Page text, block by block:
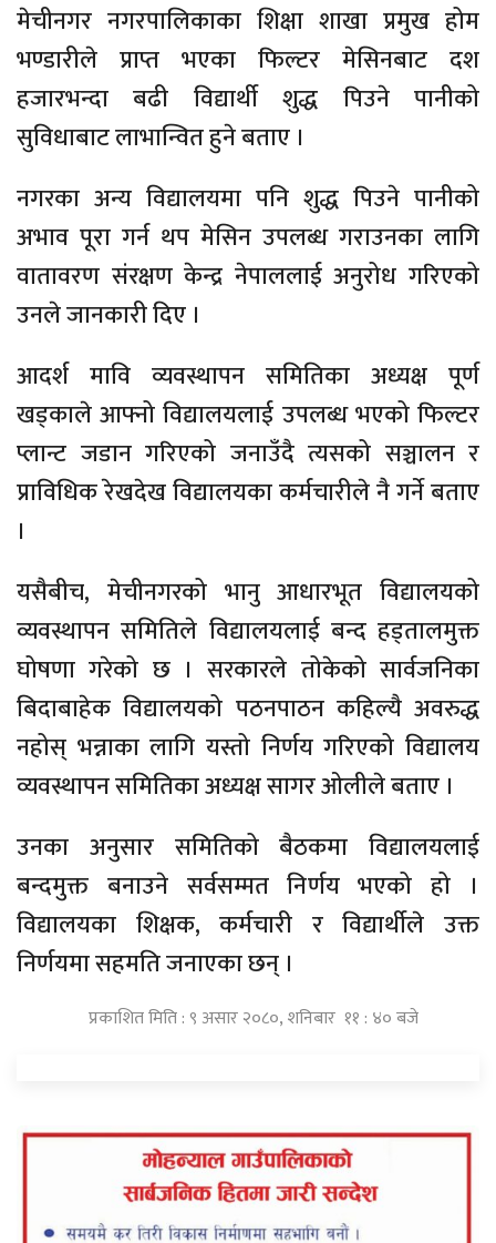
मेचीनगर नगरपालिकाका शिक्षा शाखा प्रमुख होम
भण्डारीले प्राप्त भएका फिल्टर मेसिनबाट दश
हजारभन्दा बढी विद्यार्थी शुद्ध पिउने पानीको
सुविधाबाट लाभान्वित हुने बताए ।
नगरका अन्य विद्यालयमा पनि शुद्ध पिउने पानीको
अभाव पूरा गर्न थप मेसिन उपलब्ध गराउनका लागि
वातावरण संरक्षण केन्द्र नेपाललाई अनुरोध गरिएको
उनले जानकारी दिए ।
आदर्श मावि व्यवस्थापन समितिका अध्यक्ष पूर्ण
खड्काले आफ्नो विद्यालयलाई उपलब्ध भएको फिल्टर
प्लान्ट जडान गरिएको जनाउँदै त्यसको सञ्चालन र
प्राविधिक रेखदेख विद्यालयका कर्मचारीले नै गर्ने बताए
।
यसैबीच, मेचीनगरको भानु आधारभूत विद्यालयको
व्यवस्थापन समितिले विद्यालयलाई बन्द हड्तालमुक्त
घोषणा गरेको छ । सरकारले तोकेको सार्वजनिका
बिदाबाहेक विद्यालयको पठनपाठन कहिल्यै अवरुद्ध
नहोस् भन्नाका लागि यस्तो निर्णय गरिएको विद्यालय
व्यवस्थापन समितिका अध्यक्ष सागर ओलीले बताए ।
उनका अनुसार समितिको बैठकमा विद्यालयलाई
बन्दमुक्त बनाउने सर्वसम्मत निर्णय भएको हो ।
विद्यालयका शिक्षक, कर्मचारी र विद्यार्थीले उक्त
निर्णयमा सहमति जनाएका छन् ।
प्रकाशित मिति : ९ असार २०८०, शनिबार ११ : ४० बजे